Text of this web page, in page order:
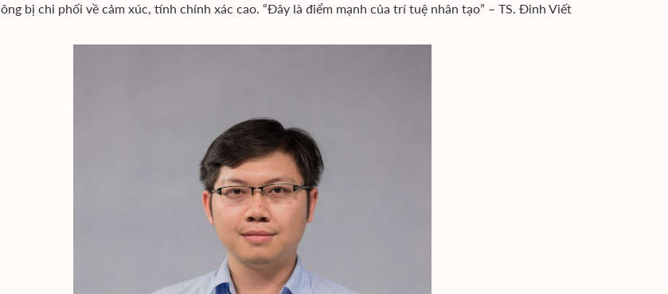
bị chi phối về cảm xúc, tính chính xác cao. “Đây là điểm mạnh của trí tuệ nhân tạo” – TS. Đinh Viết